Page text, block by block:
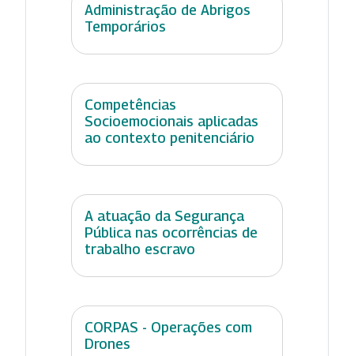
Administração de Abrigos
Temporários
Competências
Socioemocionais aplicadas
ao contexto penitenciário
A atuação da Segurança
Pública nas ocorrências de
trabalho escravo
CORPAS - Operações com
Drones